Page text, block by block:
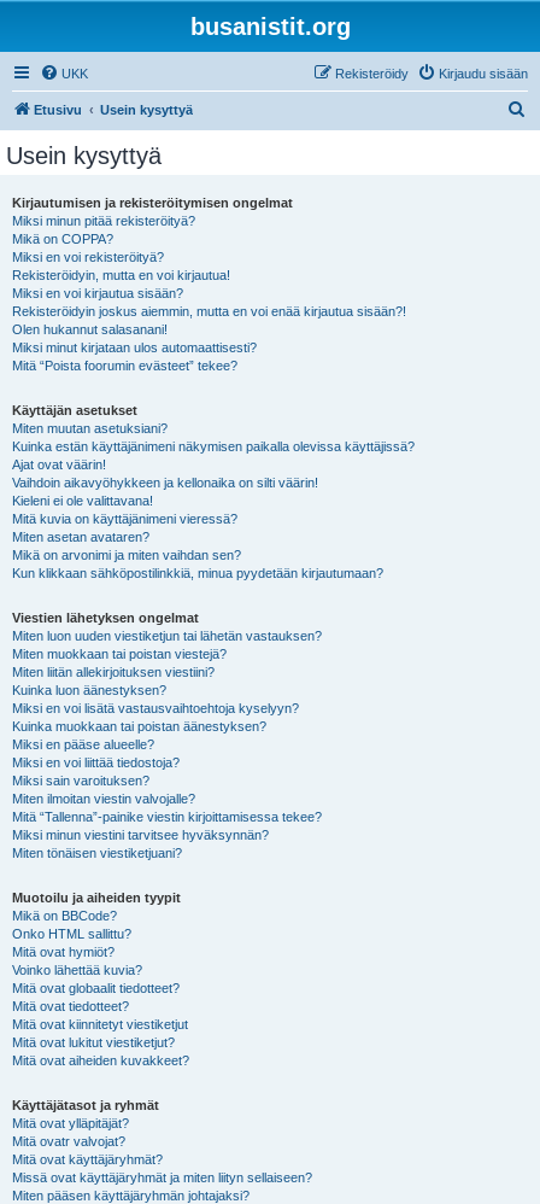
busanistit.org
UKK Kirjaudu sisään
Rekisteröidy
Etusivu Usein kysyttyä
Usein kysyttyä
Kirjautumisen ja rekisteröitymisen ongelmat
Miksi minun pitää rekisteröityä?
Mikä on COPPA?
Miksi en voi rekisteröityä?
Rekisteröidyin, mutta en voi kirjautua!
Miksi en voi kirjautua sisään?
Rekisteröidyin joskus aiemmin, mutta en voi enää kirjautua sisään?!
Olen hukannut salasanani!
Miksi minut kirjataan ulos automaattisesti?
Mitä “Poista foorumin evästeet” tekee?
Käyttäjän asetukset
Miten muutan asetuksiani?
Kuinka estän käyttäjänimeni näkymisen paikalla olevissa käyttäjissä?
Ajat ovat väärin!
Vaihdoin aikavyöhykkeen ja kellonaika on silti väärin!
Kieleni ei ole valittavana!
Mitä kuvia on käyttäjänimeni vieressä?
Miten asetan avataren?
Mikä on arvonimi ja miten vaihdan sen?
Kun klikkaan sähköpostilinkkiä, minua pyydetään kirjautumaan?
Viestien lähetyksen ongelmat
Miten luon uuden viestiketjun tai lähetän vastauksen?
Miten muokkaan tai poistan viestejä?
Miten liitän allekirjoituksen viestiini?
Kuinka luon äänestyksen?
Miksi en voi lisätä vastausvaihtoehtoja kyselyyn?
Kuinka muokkaan tai poistan äänestyksen?
Miksi en pääse alueelle?
Miksi en voi liittää tiedostoja?
Miksi sain varoituksen?
Miten ilmoitan viestin valvojalle?
Mitä “Tallenna”-painike viestin kirjoittamisessa tekee?
Miksi minun viestini tarvitsee hyväksynnän?
Miten tönäisen viestiketjuani?
Muotoilu ja aiheiden tyypit
Mikä on BBCode?
Onko HTML sallittu?
Mitä ovat hymiöt?
Voinko lähettää kuvia?
Mitä ovat globaalit tiedotteet?
Mitä ovat tiedotteet?
Mitä ovat kiinnitetyt viestiketjut
Mitä ovat lukitut viestiketjut?
Mitä ovat aiheiden kuvakkeet?
Käyttäjätasot ja ryhmät
Mitä ovat ylläpitäjät?
Mitä ovatr valvojat?
Mitä ovat käyttäjäryhmät?
Missä ovat käyttäjäryhmät ja miten liityn sellaiseen?
Miten pääsen käyttäjäryhmän johtajaksi?